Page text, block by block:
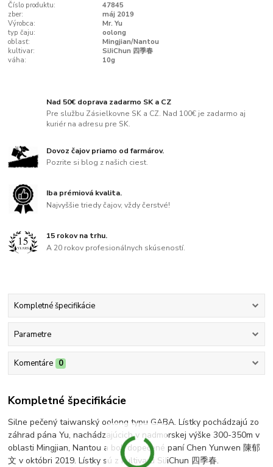
Číslo produktu:
47845
zber:
máj 2019
Výrobca:
Mr. Yu
typ čaju:
oolong
oblasť:
Mingjian/Nantou
kultivar:
SiJiChun 四季春
váha:
10g
Nad 50€ doprava zadarmo SK a CZ
Pre službu Zásielkovne SK a CZ. Nad 100€ je zadarmo aj
kuriér na adresu pre SK.
Dovoz čajov priamo od farmárov.
Pozrite si blog z našich ciest.
Iba prémiová kvalita.
Najvyššie triedy čajov, vždy čerstvé!
15 rokov na trhu.
A 20 rokov profesionálnych skúseností.
Kompletné špecifikácie
Parametre
Komentáre 0
Kompletné špecifikácie
Silne pečený taiwanský oolong typu GABA. Lístky pochádzajú zo
záhrad pána Yu, nachádzajúcich v nadmorskej výške 300-350m v
oblasti Mingjian, Nantou a boli dopečené paní Chen Yunwen 陳郁
文 v októbri 2019. Lístky sú z kultivaru SiJiChun 四季春.